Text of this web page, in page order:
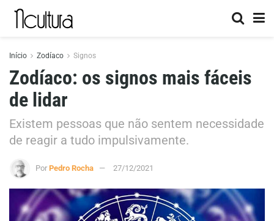
Início Zodíaco Signos
Zodíaco: os signos mais fáceis
de lidar
Existem pessoas que não sentem necessidade
de reagir a tudo impulsivamente.
Por Pedro Rocha 27/12/2021